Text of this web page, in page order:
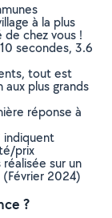
à la plus
chez vous !
secondes, 3.6
tout est
aux plus grands
réponse à
indiquent
prix
sur un
2024)
?